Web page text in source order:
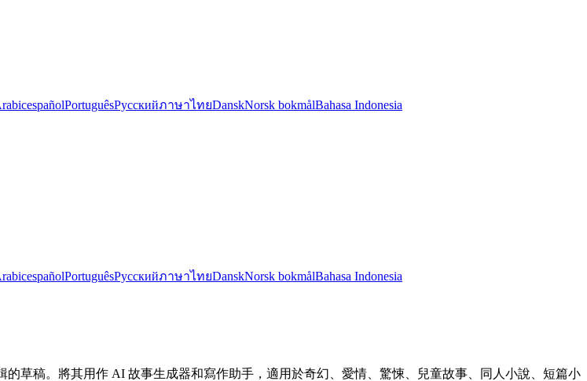
españolPortuguêsРусскийภาษาไทยDanskNorsk bokmålBahasa Indonesia
españolPortuguêsРусскийภาษาไทยDanskNorsk bokmålBahasa Indonesia
草稿。將其用作 AI 故事生成器和寫作助手，適用於奇幻、愛情、驚悚、兒童故事、同人小說、短篇小